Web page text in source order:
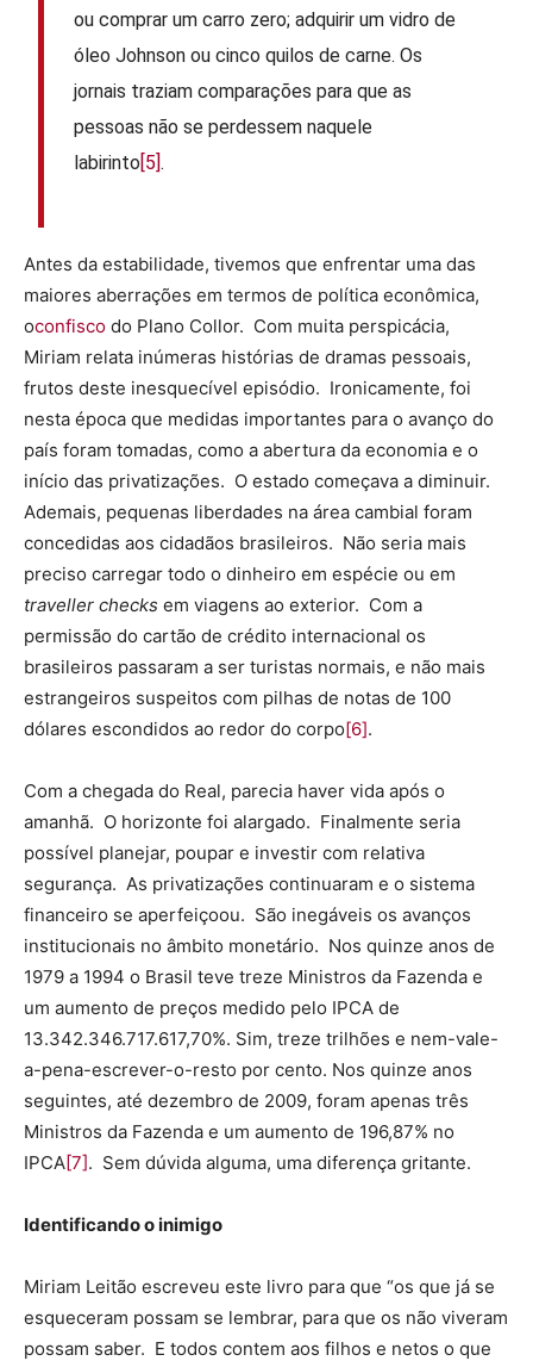
ou comprar um carro zero; adquirir um vidro de
óleo Johnson ou cinco quilos de carne. Os
jornais traziam comparações para que as
pessoas não se perdessem naquele
labirinto [5].
Antes da estabilidade, tivemos que enfrentar uma das
maiores aberrações em termos de política econômica,
oconfisco do Plano Collor. Com muita perspicácia,
Miriam relata inúmeras histórias de dramas pessoais,
frutos deste inesquecível episódio. Ironicamente, foi
nesta época que medidas importantes para o avanço do
país foram tomadas, como a abertura da economia e o
início das privatizações. O estado começava a diminuir.
Ademais, pequenas liberdades na área cambial foram
concedidas aos cidadãos brasileiros. Não seria mais
preciso carregar todo o dinheiro em espécie ou em
traveller checks em viagens ao exterior. Com a
permissão do cartão de crédito internacional os
brasileiros passaram a ser turistas normais, e não mais
estrangeiros suspeitos com pilhas de notas de 100
dólares escondidos ao redor do corpo[6].
Com a chegada do Real, parecia haver vida após o
amanhã. O horizonte foi alargado. Finalmente seria
possível planejar, poupar e investir com relativa
segurança. As privatizações continuaram e o sistema
financeiro se aperfeiçoou. São inegáveis os avanços
institucionais no âmbito monetário. Nos quinze anos de
1979 a 1994 o Brasil teve treze Ministros da Fazenda e
um aumento de preços medido pelo IPCA de
13.342.346.717.617,70%. Sim, treze trilhões e nem-vale-
a-pena-escrever-o-resto por cento. Nos quinze anos
seguintes, até dezembro de 2009, foram apenas três
Ministros da Fazenda e um aumento de 196,87% no
IPCA[7]. Sem dúvida alguma, uma diferença gritante.
Identificando o inimigo
Miriam Leitão escreveu este livro para que “os que já se
esqueceram possam se lembrar, para que os não viveram
possam saber. E todos contem aos filhos e netos o que